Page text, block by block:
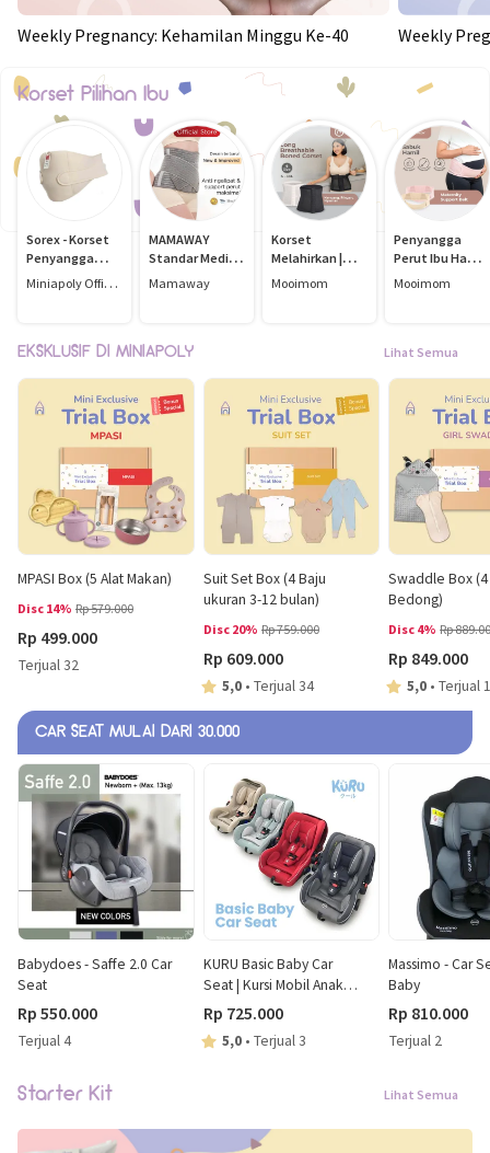
Weekly Pregnancy: Kehamilan Minggu Ke-40 Weekly
Korset Pilihan Ibu
Sorex - Korset
Penyangga
Kehamilan
Maternity
Miniapoly Official Store
MAMAWAY
Standar Medis
Internasional |
Melahirkan |
Antibakteri &
Aman untuk
Caesar
Mamaway
Korset
Melahirkan |
MOOIMOM Long
(Black)
Mooimom
Penyangga
Perut Ibu Hamil
- MOOIMOM
Mooimom
EKSKLUSIF DI MINIAPOLY Lihat Semua
MPASI Box (5 Alat Makan)
Disc 14% Rp 579.000
Rp 499.000
Terjual 32
Suit Set Box (4 Baju
ukuran 3-12 bulan)
Disc 20% Rp 759.000
Rp 609.000
5,0 • Terjual 34
Swaddle Box (4
Bedong)
Disc 4% Rp
Rp 849.000
5,0 •Terjual
CAR SEAT MULAI DARI 30.000
Babydoes - Saffe 2.0 Car
Seat
Rp 550.000
Terjual 4
KURU Basic Baby Car
Seat | Kursi Mobil Anak
Bayi
Rp 725.000
5,0 • Terjual 3
Massimo - Car
Baby
Rp 810.000
Terjual 2
Starter Kit Lihat Semua